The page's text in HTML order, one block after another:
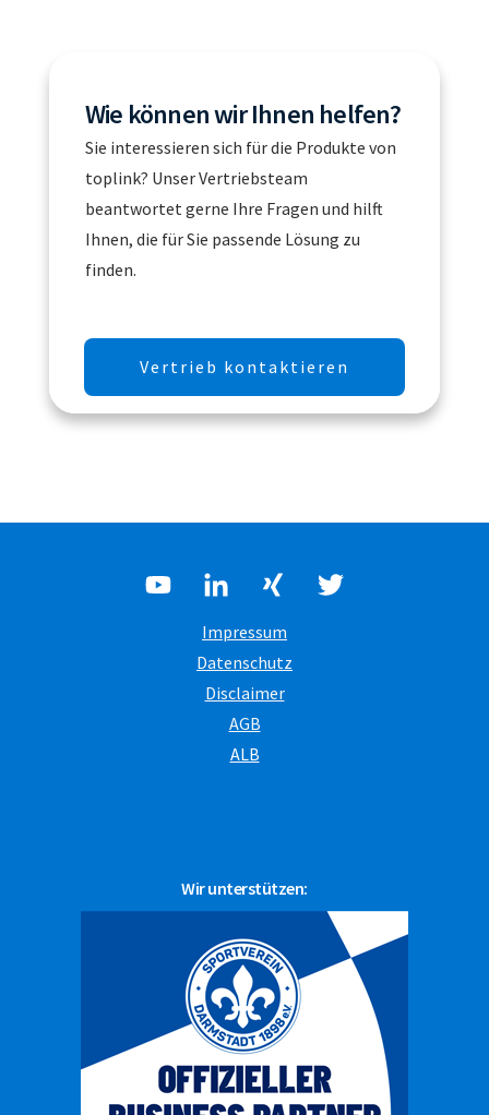
Wie können wir Ihnen helfen?
Sie interessieren sich für die Produkte von
toplink? Unser Vertriebsteam
beantwortet gerne Ihre Fragen und hilft
Ihnen, die für Sie passende Lösung zu
finden.
Vertrieb kontaktieren
Wir unterstützen:
Impressum
Datenschutz
Disclaimer
AGB
ALB